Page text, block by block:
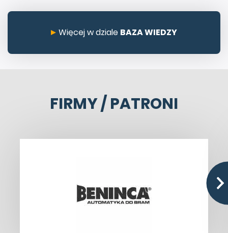
Więcej w dziale BAZA WIEDZY
FIRMY / PATRONI